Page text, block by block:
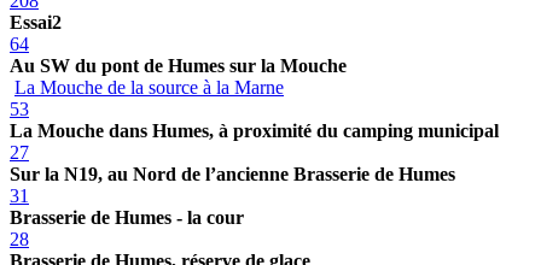
Essai2
64
Au SW du pont de Humes sur la Mouche
La Mouche de la source à la Marne
53
La Mouche dans Humes, à proximité du camping municipal
27
Sur la N19, au Nord de l’ancienne Brasserie de Humes
31
Brasserie de Humes - la cour
28
Brasserie de Humes, réserve de glace